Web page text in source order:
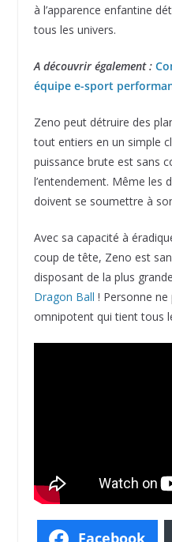
à l’apparence enfantine
tous les univers.
A découvrir également :
équipe e-sport
Zeno peut détruire des
tout entiers en un simple
puissance brute est sans
l’entendement. Même les
doivent se soumettre à
Avec sa capacité à
coup de tête, Zeno est
disposant de la plus
Dragon Ball ! Personne ne
omnipotent qui tient tous